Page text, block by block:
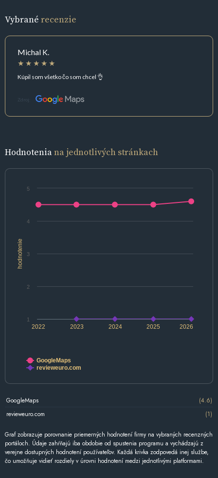
Vybrané recenzie
Michal K.
Kúpil som všetko čo som chcel 👌
Zdroj:
Hodnoteniana jednotlivých stránkach
hodnotenie
2022 2024 2026
2023 2025
1
2
3
4
5
GoogleMaps
revieweuro.com
GoogleMaps
(4.6)
revieweuro.com
(1)
Graf zobrazuje porovnanie priemerných hodnotení firmy na vybraných recenzných
portáloch. Údaje zahŕňajú iba obdobie od spustenia programu a vychádzajú z
verejne dostupných hodnotení používateľov. Každá krivka zodpovedá inej službe,
čo umožňuje vidieť rozdiely v úrovni hodnotení medzi jednotlivými platformami.